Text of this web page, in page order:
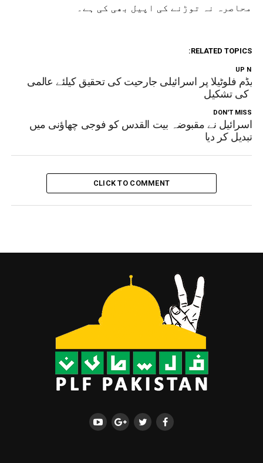
محاصرہ نہ توڑنے کی اپیل بھی کی ہے۔
RELATED TOPICS:
UP
فلوٹیلا پر اسرائیلی جارحیت کی تحقیق کیلئے عالمی
کی تشکیل
DON'T MISS
اسرائیل نے مقبوضہ بیت القدس کو فوجی چھاؤنی میں
تبدیل کر دیا
CLICK TO COMMENT